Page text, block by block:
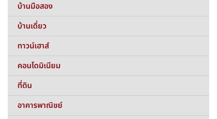
บ้านมือสอง
บ้านเดี่ยว
ทาวน์เฮาส์
คอนโดมิเนียม
ที่ดิน
อาคารพาณิชย์